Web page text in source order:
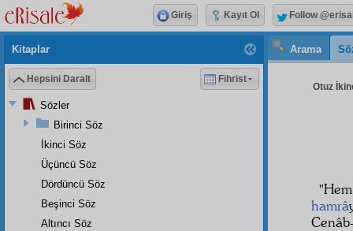
Arama
Otuz
hamrâ
Kitaplar
Hepsini Daralt Fihrist
Sözler
Birinci Söz
İkinci Söz
Üçüncü Söz
Dördüncü Söz
Beşinci Söz
Altıncı Söz
Giriş Kayıt Ol Follow